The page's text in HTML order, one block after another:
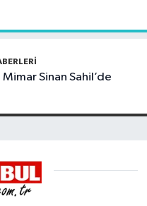
Sinan Sahil’de